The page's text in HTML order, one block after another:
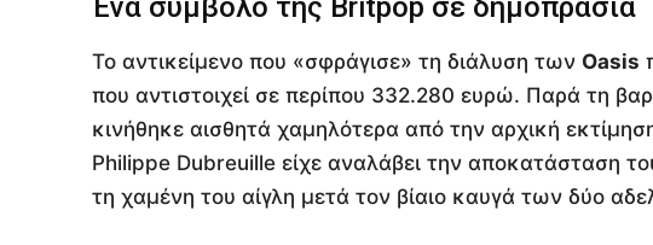
Ένα σύμβολο της Britpop σε δημοπρασία
Το αντικείμενο που «σφράγισε» τη διάλυση των Oasis
που αντιστοιχεί σε περίπου 332.280 ευρώ. Παρά τη
κινήθηκε αισθητά χαμηλότερα από την αρχική
Philippe Dubreuille είχε αναλάβει την αποκατάσταση
τη χαμένη του αίγλη μετά τον βίαιο καυγά των δύο